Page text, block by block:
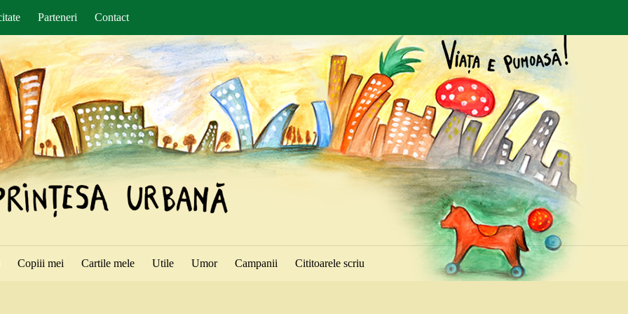
Parteneri Contact
Copiii mei Cartile mele Utile Umor Campanii Cititoarele scriu